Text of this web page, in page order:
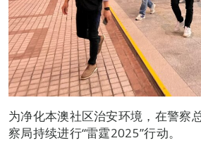
为净化本澳社区治安环境，在警察
察局持续进行“雷霆2025”行动。